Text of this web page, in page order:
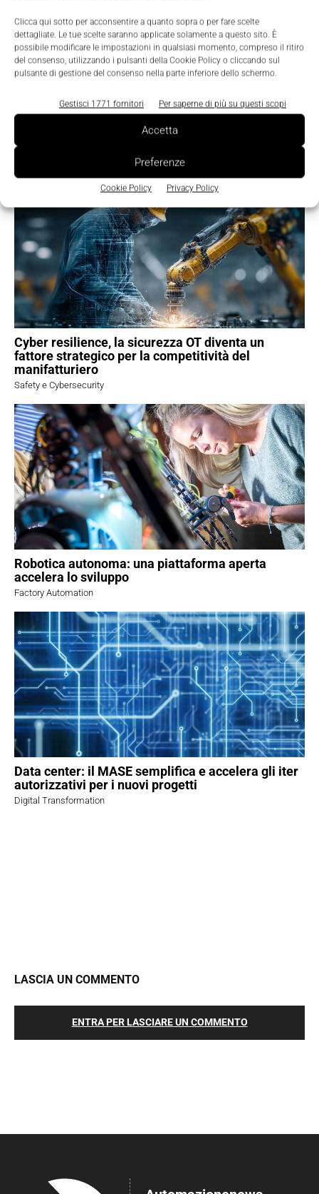
Clicca qui sotto per acconsentire a quanto sopra o per fare scelte
dettagliate. Le tue scelte saranno applicate solamente a questo sito. È
possibile modificare le impostazioni in qualsiasi momento, compreso il ritiro
del consenso, utilizzando i pulsanti della Cookie Policy o cliccando sul
pulsante di gestione del consenso nella parte inferiore dello schermo.
Gestisci 1771 fornitori Per saperne di più su questi scopi
Accetta
Preferenze
Cookie Policy Privacy Policy
TI POTREBBERO INTERESSARE ⇢
Cyber resilience, la sicurezza OT diventa un
fattore strategico per la competitività del
manifatturiero
Safety e Cybersecurity
Robotica autonoma: una piattaforma aperta
accelera lo sviluppo
Factory Automation
Data center: il MASE semplifica e accelera gli iter
autorizzativi per i nuovi progetti
Digital Transformation
LASCIA UN COMMENTO
ENTRA PER LASCIARE UN COMMENTO